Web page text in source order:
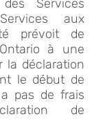
Services
aux
prévoit de
à une
la déclaration
le début de
pas de frais
de